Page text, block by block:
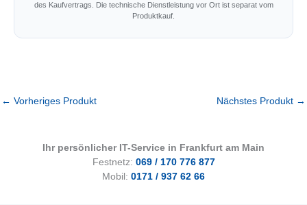
des Kaufvertrags. Die technische Dienstleistung vor Ort ist separat vom
Produktkauf.
← Vorheriges Produkt Nächstes Produkt →
Ihr persönlicher IT-Service in Frankfurt am Main
Festnetz: 069 / 170 776 877
Mobil: 0171 / 937 62 66